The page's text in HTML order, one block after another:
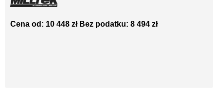
Cena od: 10 448 zł Bez podatku: 8 494 zł